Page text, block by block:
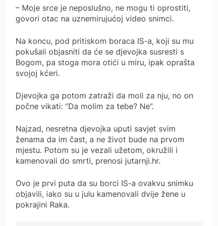
– Moje srce je neposlušno, ne mogu ti oprostiti,
govori otac na uznemirujućoj video snimci.
Na koncu, pod pritiskom boraca IS-a, koji su mu
pokušali objasniti da će se djevojka susresti s
Bogom, pa stoga mora otići u miru, ipak oprašta
svojoj kćeri.
Djevojka ga potom zatraži da moli za nju, no on
počne vikati: “Da molim za tebe? Ne”.
Najzad, nesretna djevojka uputi savjet svim
ženama da im čast, a ne život bude na prvom
mjestu. Potom su je vezali užetom, okružili i
kamenovali do smrti, prenosi jutarnji.hr.
Ovo je prvi puta da su borci IS-a ovakvu snimku
objavili, iako su u julu kamenovali dvije žene u
pokrajini Raka.